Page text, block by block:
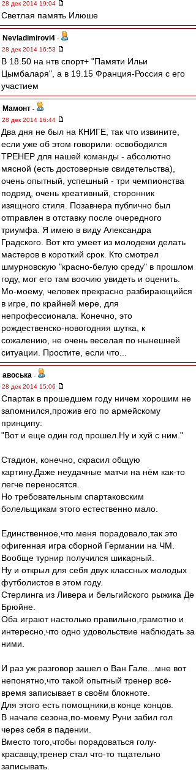
28 дек 2014 19:04
Светлая память Илюше
Nevladimirovi4 -
28 дек 2014 16:53
В 18.50 на нтв спорт+ "Памяти Ильи
Цымбаларя", а в 19.15 Франция-Россия с его
участием
Мамонт -
28 дек 2014 16:44
Два дня не был на КНИГЕ, так что извините,
если уже об этом говорили: освободился
ТРЕНЕР для нашей команды - абсолютно
мясной (есть достоверные свидетельства),
очень опытный, успешный - три чемпионства
подряд, очень креативный, сторонник
изящного стиля. Позавчера публично был
отправлен в отставку после очередного
триумфа. Я имею в виду Александра
Градского. Вот кто умеет из молодежи делать
мастеров в короткий срок. Кто смотрел
шмурновскую "красно-белую среду" в прошлом
году, мог его там воочию увидеть и оценить.
Мо-моему, человек прекрасно разбирающийся
в игре, по крайней мере, для
непрофессионала. Конечно, это
рождественско-новогодняя шутка, к
сожалению, не очень веселая по нынешней
ситуации. Простите, если что...
авоська -
28 дек 2014 15:06
Спартак в прошедшем году ничем хорошим не
запомнился,прожив его по армейскому
принципу:
"Вот и еще один год прошел.Ну и хуй с ним."
Стадион, конечно, скрасил общую
картину.Даже неудачные матчи на нём как-то
легче переносятся.
Но требовательным спартаковским
болельщикам этого естественно мало.
Единственное,что меня порадовало,так это
офигенная игра сборной Германии на ЧМ.
Вообще турнир получился шикарный.
Ну и открыл для себя двух классных молодых
футболистов в этом году.
Стерлинга из Ливера и бельгийского рыжика Де
Брюйне.
Оба играют настолько правильно,грамотно и
интересно,что одно удовольствие наблюдать за
ними.
И раз уж разговор зашел о Ван Гале...мне вот
непонятно,что такой опытный тренер всё-
время записывает в своём блокноте.
Для этого есть помощники,в конце концов.
В начале сезона,по-моему Руни забил гол
через себя в падении.
Вместо того,чтобы порадоваться голу-
красавцу,тренер стал что-то тщательно
записывать.